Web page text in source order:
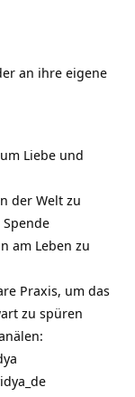
an ihre eigene
Liebe und
der Welt zu
am Leben zu
Praxis, um das
zu spüren